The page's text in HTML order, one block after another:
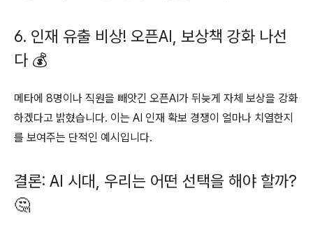
6. 인재 유출 비상! 오픈AI, 보상책 강화 나선
다 💰
메타에 8명이나 직원을 빼앗긴 오픈AI가 뒤늦게 자체 보상을 강화
하겠다고 밝혔습니다. 이는 AI 인재 확보 경쟁이 얼마나 치열한지
를 보여주는 단적인 예시입니다.
결론: AI 시대, 우리는 어떤 선택을 해야 할까?
🤔